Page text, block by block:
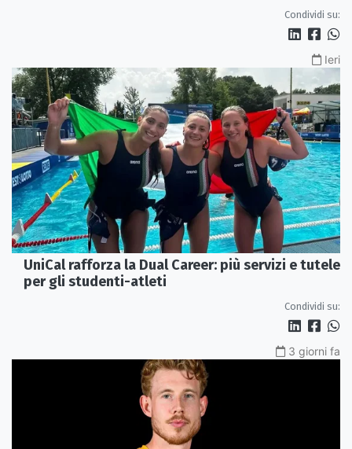
Condividi su:
Ieri
UniCal rafforza la Dual Career: più servizi e tutele
per gli studenti-atleti
Condividi su:
3 giorni fa